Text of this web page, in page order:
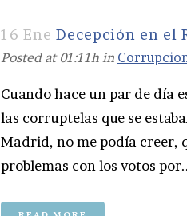
16 Ene Decepción en el
Posted at 01:11h in
Cuando hace un par de día
las corruptelas que se
Madrid, no me podía creer,
problemas con los votos